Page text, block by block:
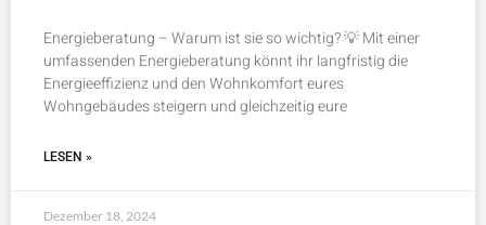
Energieberatung – Warum ist sie so wichtig? 💡 Mit einer
umfassenden Energieberatung könnt ihr langfristig die
Energieeffizienz und den Wohnkomfort eures
Wohngebäudes steigern und gleichzeitig eure
LESEN »
Dezember 18, 2024